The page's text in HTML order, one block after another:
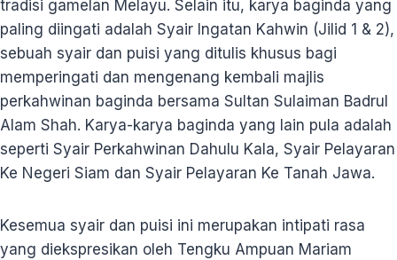
tradisi gamelan Melayu. Selain itu, karya baginda yang
paling diingati adalah Syair Ingatan Kahwin (Jilid 1 & 2),
sebuah syair dan puisi yang ditulis khusus bagi
memperingati dan mengenang kembali majlis
perkahwinan baginda bersama Sultan Sulaiman Badrul
Alam Shah. Karya-karya baginda yang lain pula adalah
seperti Syair Perkahwinan Dahulu Kala, Syair Pelayaran
Ke Negeri Siam dan Syair Pelayaran Ke Tanah Jawa.
Kesemua syair dan puisi ini merupakan intipati rasa
yang diekspresikan oleh Tengku Ampuan Mariam